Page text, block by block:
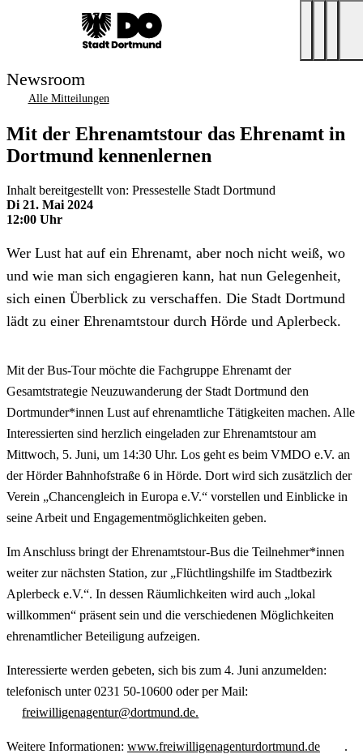
Newsroom
Alle Mitteilungen
Mit der Ehrenamtstour das Ehrenamt in
Dortmund kennenlernen
Inhalt bereitgestellt von: Pressestelle Stadt Dortmund
Di 21. Mai 2024
12:00 Uhr
Wer Lust hat auf ein Ehrenamt, aber noch nicht weiß, wo
und wie man sich engagieren kann, hat nun Gelegenheit,
sich einen Überblick zu verschaffen. Die Stadt Dortmund
lädt zu einer Ehrenamtstour durch Hörde und Aplerbeck.
Mit der Bus-Tour möchte die Fachgruppe Ehrenamt der
Gesamtstrategie Neuzuwanderung der Stadt Dortmund den
Dortmunder*innen Lust auf ehrenamtliche Tätigkeiten machen. Alle
Interessierten sind herzlich eingeladen zur Ehrenamtstour am
Mittwoch, 5. Juni, um 14:30 Uhr. Los geht es beim VMDO e.V. an
der Hörder Bahnhofstraße 6 in Hörde. Dort wird sich zusätzlich der
Verein „Chancengleich in Europa e.V.“ vorstellen und Einblicke in
seine Arbeit und Engagementmöglichkeiten geben.
Im Anschluss bringt der Ehrenamtstour-Bus die Teilnehmer*innen
weiter zur nächsten Station, zur „Flüchtlingshilfe im Stadtbezirk
Aplerbeck e.V.“. In dessen Räumlichkeiten wird auch „lokal
willkommen“ präsent sein und die verschiedenen Möglichkeiten
ehrenamtlicher Beteiligung aufzeigen.
Interessierte werden gebeten, sich bis zum 4. Juni anzumelden:
telefonisch unter 0231 50-10600 oder per Mail:
freiwilligenagentur@dortmund.de.
Weitere Informationen: www.freiwilligenagenturdortmund.de .